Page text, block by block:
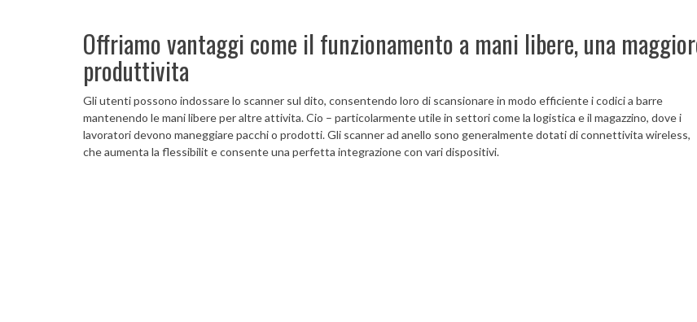
Offriamo vantaggi come il funzionamento a mani libere, una
produttivita
Gli utenti possono indossare lo scanner sul dito, consentendo loro di scansionare in modo efficiente i codici a barre
mantenendo le mani libere per altre attivita. Cio – particolarmente utile in settori come la logistica e il magazzino, dove i
lavoratori devono maneggiare pacchi o prodotti. Gli scanner ad anello sono generalmente dotati di connettivita wireless,
che aumenta la flessibilit e consente una perfetta integrazione con vari dispositivi.